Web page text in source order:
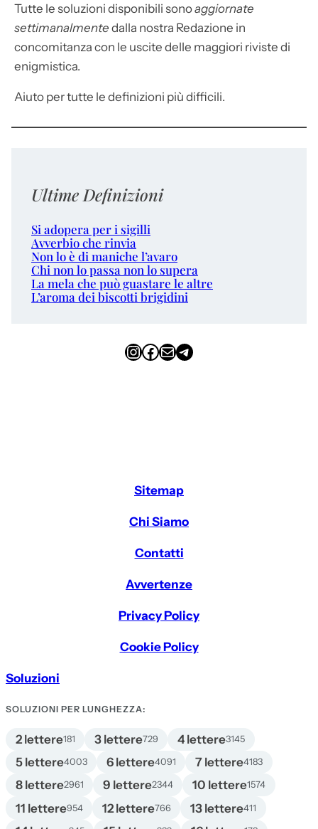
Tutte le soluzioni disponibili sonoaggiornate
settimanalmente dalla nostra Redazione in
concomitanza con le uscite delle maggiori riviste di
enigmistica.
Aiuto per tutte le definizioni più difficili.
Ultime Definizioni
Si adopera per i sigilli
Avverbio che rinvia
Non lo è di maniche l’avaro
Chi non lo passa non lo supera
La mela che può guastare le altre
L’aroma dei biscotti brigidini
InstagramFacebook Email Telegram
Sitemap
Chi Siamo
Contatti
Avvertenze
Privacy Policy
Cookie Policy
Soluzioni
SOLUZIONI PER LUNGHEZZA:
2 lettere181 3 lettere729 4 lettere3145
5 lettere4003 6 lettere4091 7 lettere4183
8 lettere2961 9 lettere2344 10 lettere1574
11 lettere954 12 lettere766 13 lettere411